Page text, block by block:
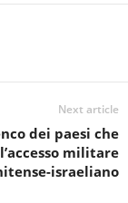
Next article
dei paesi che
militare
israeliano